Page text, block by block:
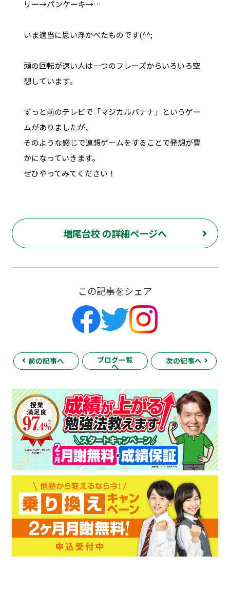
リー→パンケーキ→…
いま適当に思い浮かべたものです(^^;
頭の回転が速い人は一つのフレーズからいろいろ空
想しています。
ずっと前のテレビで「マジカルバナナ」というゲー
ムがありましたが、
そのような感じで連想ゲームをすることで発想が豊
かになっていきます。
ぜひやってみてください！
増尾台校 の詳細ページへ
この記事をシェア
前の記事へ ブログ一覧
へ
次の記事へ